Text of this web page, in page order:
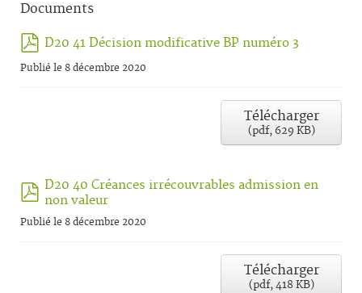
Documents
pdf
D20 41 Décision modificative BP numéro 3
Publié le 8 décembre 2020
Télécharger
(pdf,629 KB)
pdf
D20 40 Créances irrécouvrables admission en
non valeur
Publié le 8 décembre 2020
Télécharger
(pdf,418 KB)